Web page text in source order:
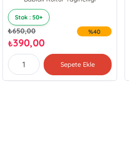
Stok : 50+
₺650,00
₺390,00
%40
Sepete Ekle